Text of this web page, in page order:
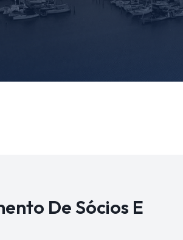
De Sócios E